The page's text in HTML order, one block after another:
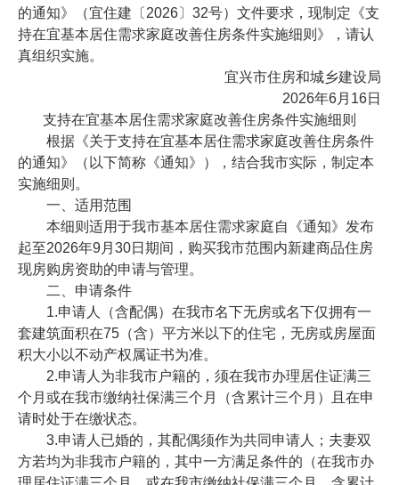
的通知》（宜住建〔2026〕32号）文件要求，现制定《支
持在宜基本居住需求家庭改善住房条件实施细则》，请认
真组织实施。
宜兴市住房和城乡建设局
2026年6月16日
支持在宜基本居住需求家庭改善住房条件实施细则
根据《关于支持在宜基本居住需求家庭改善住房条件
的通知》（以下简称《通知》），结合我市实际，制定本
实施细则。
一、适用范围
本细则适用于我市基本居住需求家庭自《通知》发布
起至2026年9月30日期间，购买我市范围内新建商品住房
现房购房资助的申请与管理。
二、申请条件
1.申请人（含配偶）在我市名下无房或名下仅拥有一
套建筑面积在75（含）平方米以下的住宅，无房或房屋面
积大小以不动产权属证书为准。
2.申请人为非我市户籍的，须在我市办理居住证满三
个月或在我市缴纳社保满三个月（含累计三个月）且在申
请时处于在缴状态。
3.申请人已婚的，其配偶须作为共同申请人；夫妻双
方若均为非我市户籍的，其中一方满足条件的（在我市办